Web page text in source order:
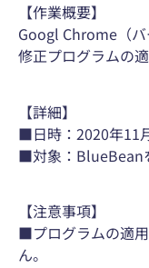
【作業概要】
Googl Chrome（
修正プログラムの
【詳細】
■日時：2020年11
■対象：BlueBean
【注意事項】
■プログラムの適
ん。